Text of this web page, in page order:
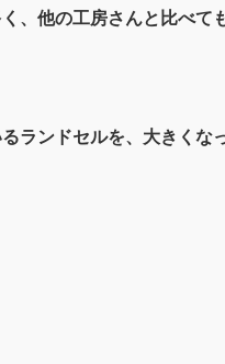
、他の工房さんと比べて
ランドセルを、大きくな